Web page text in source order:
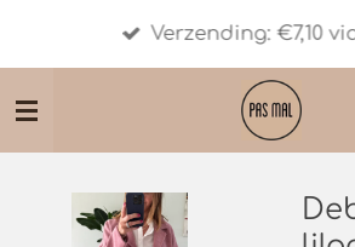
de
Verzending: €7,10